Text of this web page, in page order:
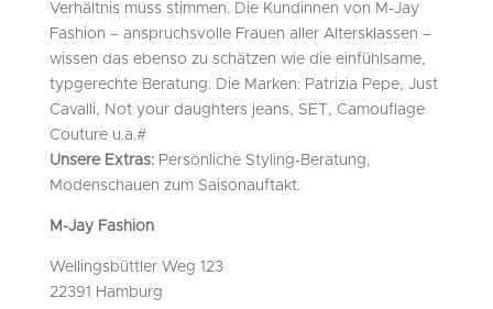
Verhältnis muss stimmen. Die Kundinnen von M-Jay
Fashion – anspruchsvolle Frauen aller Altersklassen –
wissen das ebenso zu schätzen wie die einfühlsame,
typgerechte Beratung. Die Marken: Patrizia Pepe, Just
Cavalli, Not your daughters jeans, SET, Camouflage
Couture u.a.#
Unsere Extras:Persönliche Styling-Beratung,
Modenschauen zum Saisonauftakt.
M-Jay Fashion
Wellingsbüttler Weg 123
22391 Hamburg